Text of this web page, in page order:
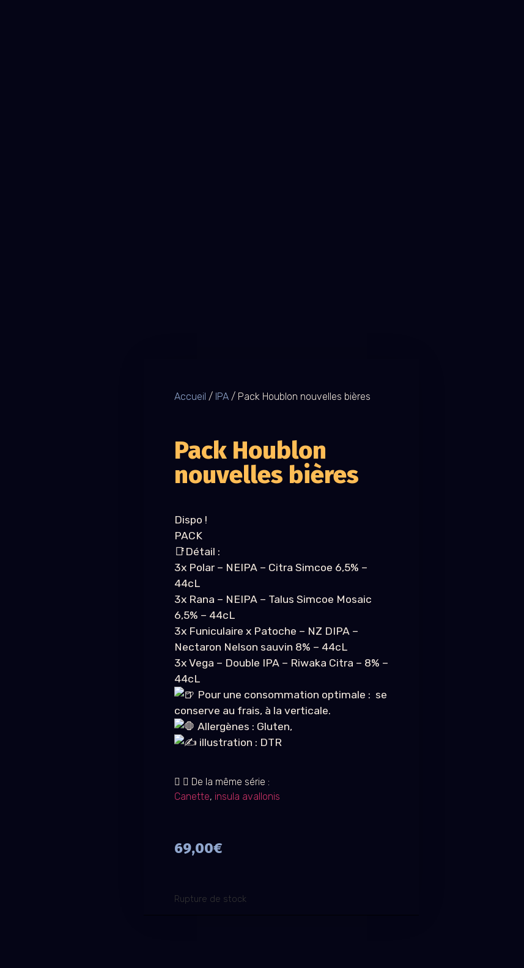
Accueil / IPA / Pack Houblon nouvelles bières
Pack Houblon
nouvelles bières
Dispo !
PACK
📑Détail :
3x Polar – NEIPA – Citra Simcoe 6,5% –
44cL
3x Rana – NEIPA – Talus Simcoe Mosaic
6,5% – 44cL
3x Funiculaire x Patoche – NZ DIPA –
Nectaron Nelson sauvin 8% – 44cL
3x Vega – Double IPA – Riwaka Citra – 8% –
44cL
Pour une consommation optimale : se
conserve au frais, à la verticale.
Allergènes : Gluten,
illustration : DTR
De la même série :
Canette, insula avallonis
69,00€
Rupture de stock